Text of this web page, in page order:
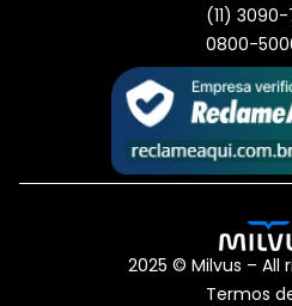
(11)
0800-
2025 © Milvus – All
Termos